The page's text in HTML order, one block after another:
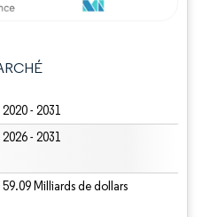
2020 - 2031
2026 - 2031
59.09 Milliards de dollars